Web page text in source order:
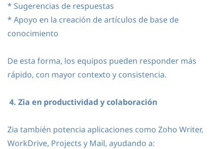
* Sugerencias de respuestas
* Apoyo en la creación de artículos de base de
conocimiento
De esta forma, los equipos pueden responder más
rápido, con mayor contexto y consistencia.
4. Zia en productividad y colaboración
Zia también potencia aplicaciones como Zoho Writer,
WorkDrive, Projects y Mail, ayudando a: